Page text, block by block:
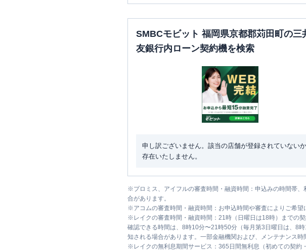
SMBCモビット 福岡県京都郡苅田町の三
友銀行内ローン契約機を検索
申し訳ございません。該当の店舗が登録されていないか
存在いたしません。
※プロミス、アイフルの審査時間・融資時間：申込みの時間帯
合があります。
※アコムの審査時間・融資時間：お申込時間や審査によりご希望
※ レイクの審査時間・融資時間：21時（日曜日は18時）までの
確認できる時間は、8時10分〜21時50分（毎月第3日曜日は、8
知される場合があります。一部金融機関および、メンテナンス時
※ レイクの無利息期間サービス：365日間無利息（初めての契